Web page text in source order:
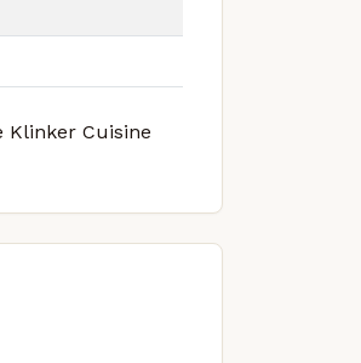
Klinker Cuisine